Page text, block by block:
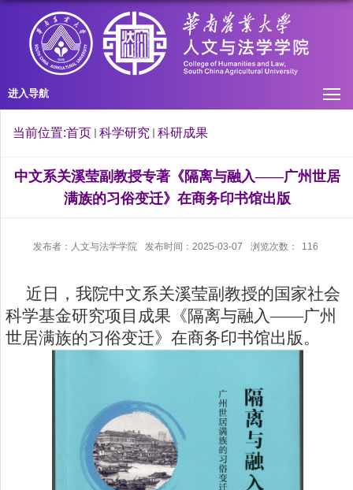
进入导航
当前位置:首页 科学研究 科研成果
中文系关溪莹副教授专著《隔离与融入——广州世居
满族的习俗变迁》在商务印书馆出版
发布者：人文与法学学院 发布时间：2025-03-07 浏览次数： 116
近日，我院中文系关溪莹副教授的国家社会
科学基金研究项目成果《隔离与融入——广州
世居满族的习俗变迁》在商务印书馆出版。